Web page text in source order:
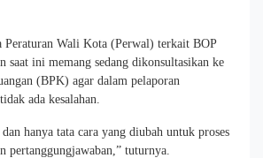
Peraturan Wali Kota (Perwal) terkait BOP
saat ini memang sedang dikonsultasikan ke
(BPK) agar dalam pelaporan
ada kesalahan.
hanya tata cara yang diubah untuk proses
pertanggungjawaban,” tuturnya.